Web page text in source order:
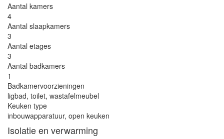
Aantal kamers
4
Aantal slaapkamers
3
Aantal etages
3
Aantal badkamers
1
Badkamervoorzieningen
ligbad, toilet, wastafelmeubel
Keuken type
inbouwapparatuur, open keuken
Isolatie en verwarming